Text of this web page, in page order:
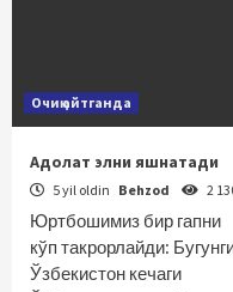
Очиқ айтганда
Адолат элни яшнатади
5 yil oldin Behzod 2
Юртбошимиз бир гапни
кўп такрорлайди:
Ўзбекистон кечаги